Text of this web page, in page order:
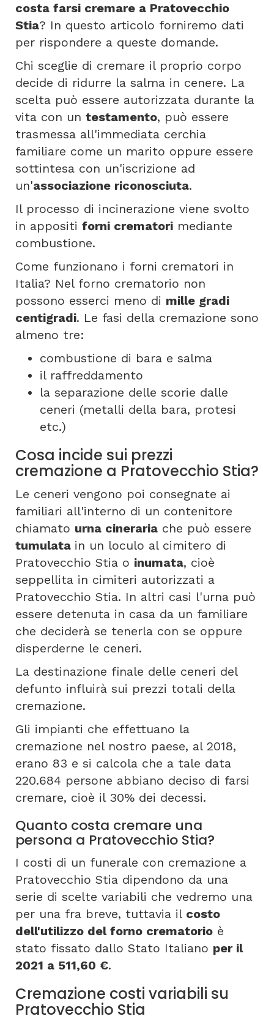
costa farsi cremare a Pratovecchio
Stia? In questo articolo forniremo dati
per rispondere a queste domande.
Chi sceglie di cremare il proprio corpo
decide di ridurre la salma in cenere. La
scelta può essere autorizzata durante la
vita con un testamento, può essere
trasmessa all'immediata cerchia
familiare come un marito oppure essere
sottintesa con un'iscrizione ad
un'associazione riconosciuta.
Il processo di incinerazione viene svolto
in appositi forni crematori mediante
combustione.
Come funzionano i forni crematori in
Italia? Nel forno crematorio non
possono esserci meno di mille gradi
centigradi. Le fasi della cremazione sono
almeno tre:
combustione di bara e salma
il raffreddamento
la separazione delle scorie dalle
ceneri (metalli della bara, protesi
etc.)
Cosa incide sui prezzi
cremazione a Pratovecchio Stia?
Le ceneri vengono poi consegnate ai
familiari all'interno di un contenitore
chiamato urna cineraria che può essere
tumulata in un loculo al cimitero di
Pratovecchio Stia o inumata, cioè
seppellita in cimiteri autorizzati a
Pratovecchio Stia. In altri casi l'urna può
essere detenuta in casa da un familiare
che deciderà se tenerla con se oppure
disperderne le ceneri.
La destinazione finale delle ceneri del
defunto influirà sui prezzi totali della
cremazione.
Gli impianti che effettuano la
cremazione nel nostro paese, al 2018,
erano 83 e si calcola che a tale data
220.684 persone abbiano deciso di farsi
cremare, cioè il 30% dei decessi.
Quanto costa cremare una
persona a Pratovecchio Stia?
I costi di un funerale con cremazione a
Pratovecchio Stia dipendono da una
serie di scelte variabili che vedremo una
per una fra breve, tuttavia il costo
dell'utilizzo del forno crematorio è
stato fissato dallo Stato Italiano per il
2021 a 511,60 €.
Cremazione costi variabili su
Pratovecchio Stia